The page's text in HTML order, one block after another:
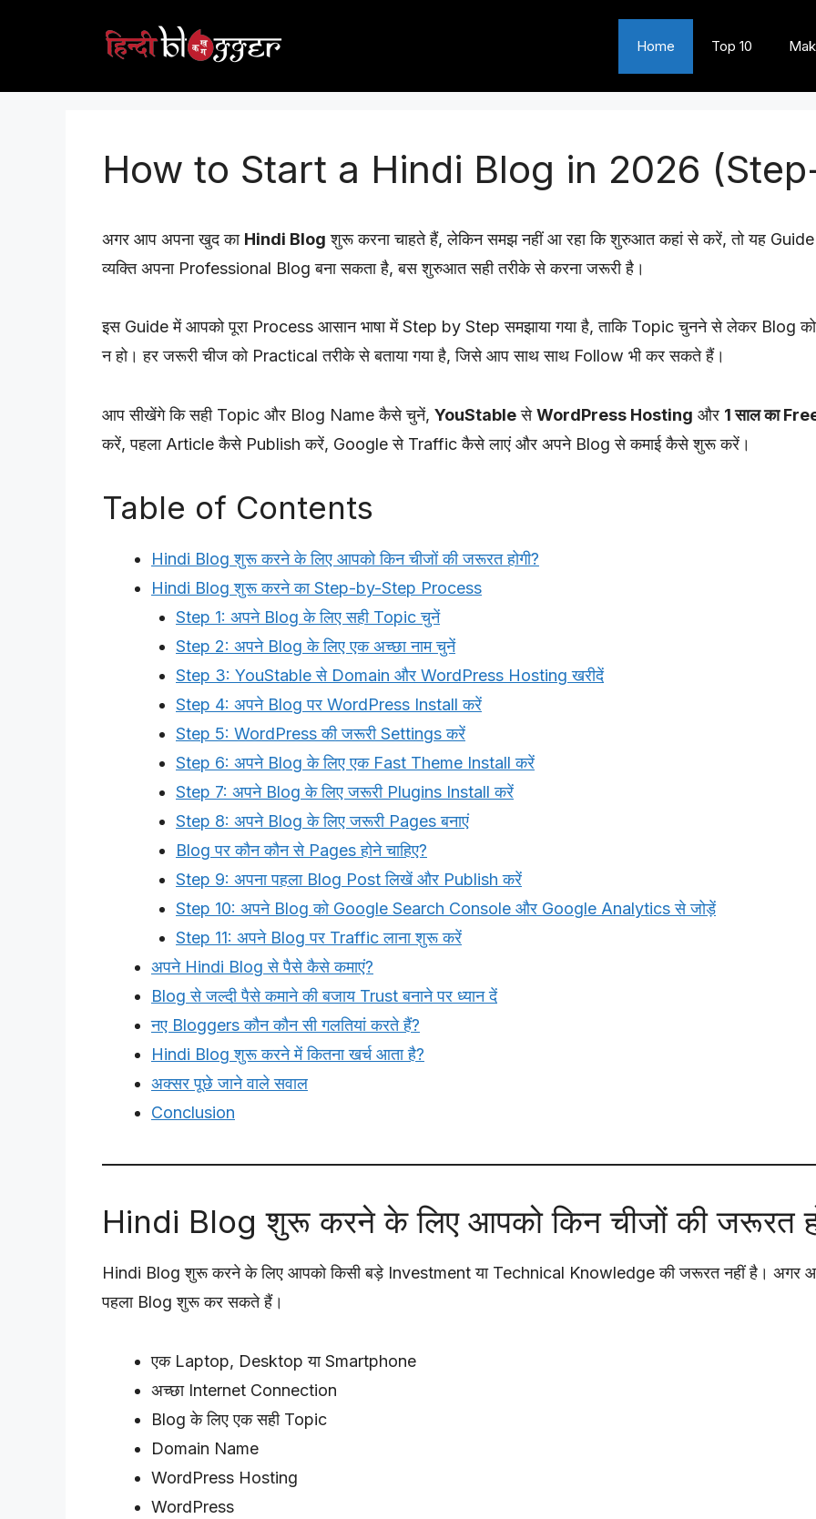
Home Top 10
How to Start a Hindi Blog in 2026
अगर आप अपना खुद का Hindi Blog शुरू करना चाहते हैं, लेकिन समझ नहीं आ रहा कि शुरुआत कहां से करें, तो यह
व्यक्ति अपना Professional Blog बना सकता है, बस शुरुआत सही तरीके से करना जरूरी है।
इस Guide में आपको पूरा Process आसान भाषा में Step by Step समझाया गया है, ताकि Topic चुनने से लेकर Blog
न हो। हर जरूरी चीज को Practical तरीके से बताया गया है, जिसे आप साथ साथ Follow भी कर सकते हैं।
आप सीखेंगे कि सही Topic और Blog Name कैसे चुनें, YouStableसेWordPress Hosting और 1 साल का
करें, पहला Article कैसे Publish करें, Google से Traffic कैसे लाएं और अपने Blog से कमाई कैसे शुरू करें।
Table of Contents
Hindi Blog शुरू करने के लिए आपको किन चीजों की जरूरत होगी?
Hindi Blog शुरू करने का Step-by-Step Process
Step 1: अपने Blog के लिए सही Topic चुनें
Step 2: अपने Blog के लिए एक अच्छा नाम चुनें
Step 3: YouStable से Domain और WordPress Hosting खरीदें
Step 4: अपने Blog पर WordPress Install करें
Step 5: WordPress की जरूरी Settings करें
Step 6: अपने Blog के लिए एक Fast Theme Install करें
Step 7: अपने Blog के लिए जरूरी Plugins Install करें
Step 8: अपने Blog के लिए जरूरी Pages बनाएं
Blog पर कौन कौन से Pages होने चाहिए?
Step 9: अपना पहला Blog Post लिखें और Publish करें
Step 10: अपने Blog को Google Search Console और Google Analytics से जोड़ें
Step 11: अपने Blog पर Traffic लाना शुरू करें
अपने Hindi Blog से पैसे कैसे कमाएं?
Blog से जल्दी पैसे कमाने की बजाय Trust बनाने पर ध्यान दें
नए Bloggers कौन कौन सी गलतियां करते हैं?
Hindi Blog शुरू करने में कितना खर्च आता है?
अक्सर पूछे जाने वाले सवाल
Conclusion
Hindi Blog शुरू करने के लिए आपको किन चीजों की जरूरत
Hindi Blog शुरू करने के लिए आपको किसी बड़े Investment या Technical Knowledge की जरूरत नहीं है। अगर
पहला Blog शुरू कर सकते हैं।
एक Laptop, Desktop या Smartphone
अच्छा Internet Connection
Blog के लिए एक सही Topic
Domain Name
WordPress Hosting
WordPress